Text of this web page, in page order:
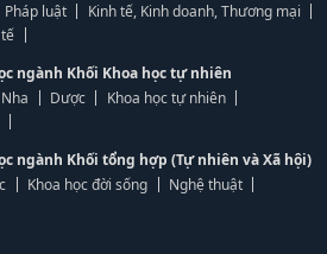
Pháp luật
Kinh tế, Kinh doanh, Thương mại
ngành Khối Khoa học tự nhiên
Dược
Khoa học tự nhiên
ngành Khối tổng hợp (Tự nhiên và Xã hội)
Khoa học đời sống
Nghệ thuật